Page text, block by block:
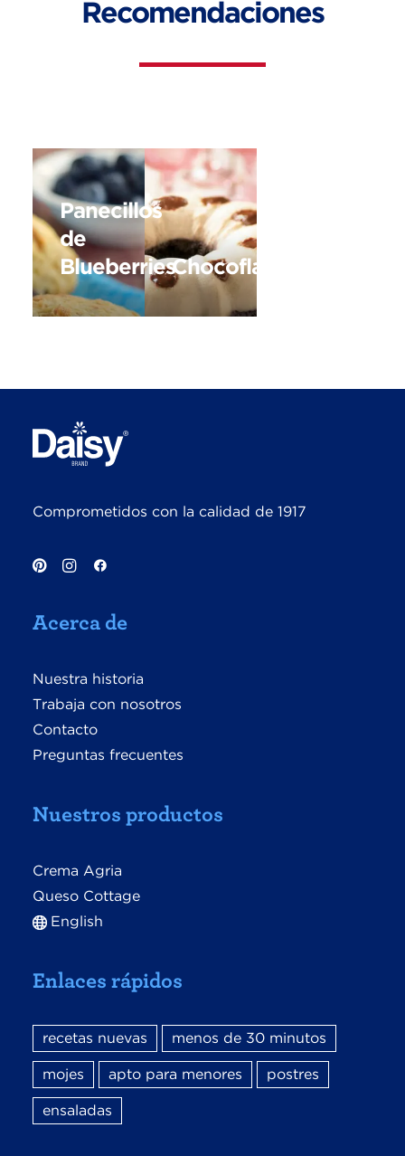
Recomendaciones
Panecillos
de
BlueberriesChocoflan
Comprometidos con la calidad de 1917
Acerca de
Nuestra historia
Trabaja con nosotros
Contacto
Preguntas frecuentes
Nuestros productos
Crema Agria
Queso Cottage
English
Enlaces rápidos
recetas nuevas menos de 30 minutos
mojes apto para menores postres
ensaladas